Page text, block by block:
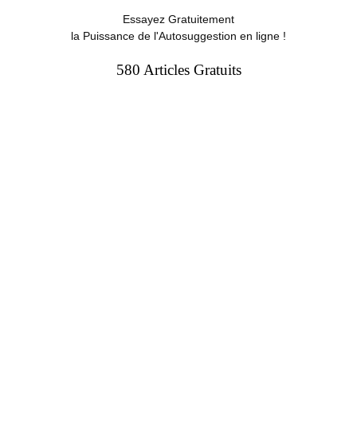
Essayez Gratuitement
la Puissance de l'Autosuggestion en ligne !
580 Articles Gratuits